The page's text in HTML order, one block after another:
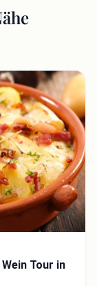
Tour in